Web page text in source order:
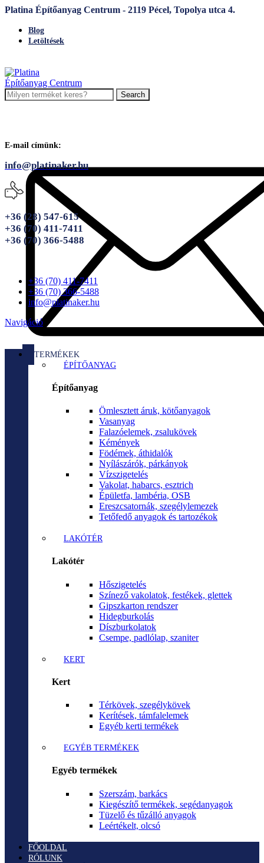
Platina Építőanyag Centrum - 2119 Pécel, Topolya utca 4.
Blog
Letöltések
Search
E-mail címünk:
info@platinaker.hu
+36 (28) 547-615
+36 (70) 411-7411
+36 (70) 366-5488
+36 (70) 411-7411
+36 (70) 366-5488
info@platinaker.hu
Navigáció
TERMÉKEK
ÉPÍTŐANYAG
Építőanyag
Ömlesztett áruk, kötőanyagok
Vasanyag
Falazóelemek, zsalukövek
Kémények
Födémek, áthidalók
Nyílászárók, párkányok
Vízszigetelés
Vakolat, habarcs, esztrich
Épületfa, lambéria, OSB
Ereszcsatornák, szegélylemezek
Tetőfedő anyagok és tartozékok
LAKÓTÉR
Lakótér
Hőszigetelés
Színező vakolatok, festékek, glettek
Gipszkarton rendszer
Hidegburkolás
Díszburkolatok
Csempe, padlólap, szaniter
KERT
Kert
Térkövek, szegélykövek
Kerítések, támfalelemek
Egyéb kerti termékek
EGYÉB TERMÉKEK
Egyéb termékek
Szerszám, barkács
Kiegészítő termékek, segédanyagok
Tüzelő és tűzálló anyagok
Leértékelt, olcsó
FŐOLDAL
RÓLUNK